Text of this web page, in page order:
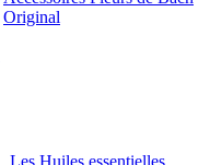
Original